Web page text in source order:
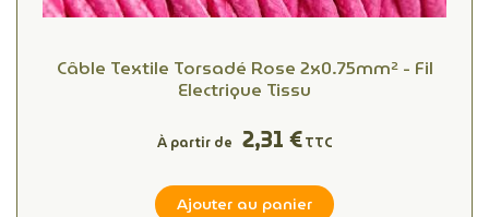
Câble Textile Torsadé Rose 2x0.75mm² - Fil
Electrique Tissu
À partir de 2,31 €TTC
Ajouter au panier